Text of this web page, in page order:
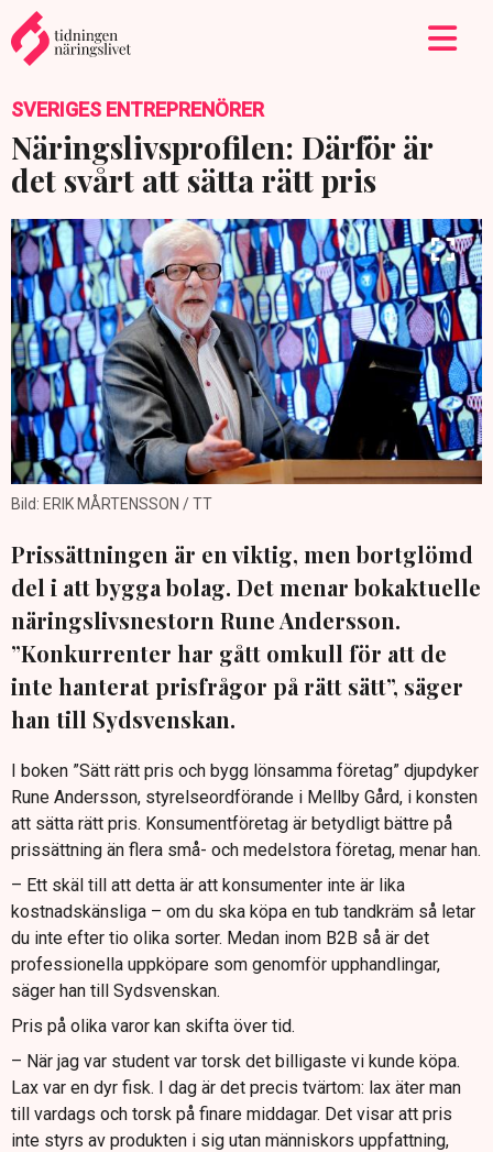
SVERIGES ENTREPRENÖRER
Näringslivsprofilen: Därför är
det svårt att sätta rätt pris
Bild: ERIK MÅRTENSSON / TT
Prissättningen är en viktig, men bortglömd
del i att bygga bolag. Det menar bokaktuelle
näringslivsnestorn Rune Andersson.
”Konkurrenter har gått omkull för att de
inte hanterat prisfrågor på rätt sätt”, säger
han till Sydsvenskan.
I boken ”Sätt rätt pris och bygg lönsamma företag” djupdyker
Rune Andersson, styrelseordförande i Mellby Gård, i konsten
att sätta rätt pris. Konsumentföretag är betydligt bättre på
prissättning än flera små- och medelstora företag, menar han.
– Ett skäl till att detta är att konsumenter inte är lika
kostnadskänsliga – om du ska köpa en tub tandkräm så letar
du inte efter tio olika sorter. Medan inom B2B så är det
professionella uppköpare som genomför upphandlingar,
säger han till Sydsvenskan.
Pris på olika varor kan skifta över tid.
– När jag var student var torsk det billigaste vi kunde köpa.
Lax var en dyr fisk. I dag är det precis tvärtom: lax äter man
till vardags och torsk på finare middagar. Det visar att pris
inte styrs av produkten i sig utan människors uppfattning,